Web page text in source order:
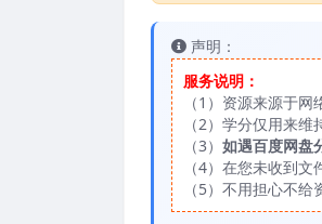
声明：
服务说明：
（1）资源来源于
（2）学分仅用来
（3） 如遇百度网盘
（4）在您未收到
（5）不用担心不